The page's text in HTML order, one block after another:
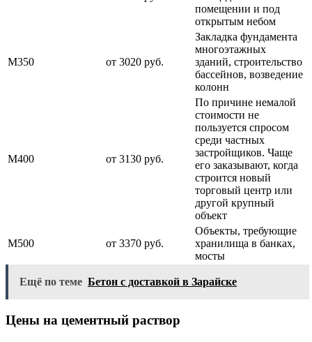
помещении и под
открытым небом
М350 от 3020 руб.
Закладка фундамента
многоэтажных
зданий, строительство
бассейнов, возведение
колонн
М400 от 3130 руб.
По причине немалой
стоимости не
пользуется спросом
среди частных
застройщиков. Чаще
его заказывают, когда
строится новый
торговый центр или
другой крупный
объект
М500 от 3370 руб.
Объекты, требующие
хранилища в банках,
мосты
Ещё по теме Бетон с доставкой в Зарайске
Цены на цементный раствор